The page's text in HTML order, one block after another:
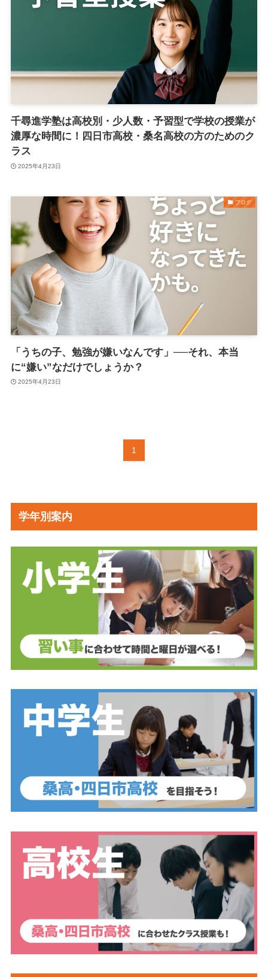
千尋進学塾は高校別・少人数・予習型で学校の授業が
濃厚な時間に！四日市高校・桑名高校の方のためのク
ラス
2025年4月23日
ブログ
「うちの子、勉強が嫌いなんです」──それ、本当
に“嫌い”なだけでしょうか？
2025年4月23日
1
学年別案内